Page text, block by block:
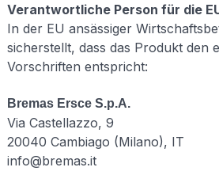
https://www.rossmann-
onlineshop.de/
[R=301,L] # 4)
Standard URLs
von Website
unterstützen #
werden von X5
benötigt –
NICHT
Verantwortliche Person für die
In der EU ansässiger
sicherstellt, dass das Produkt den
Vorschriften entspricht:
Bremas Ersce S.p.A.
Via Castellazzo, 9
20040 Cambiago (Milano), IT
info@bremas.it